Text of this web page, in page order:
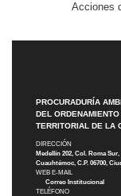
Acciones
PROCURADURÍA
DEL ORDENAMIENTO
TERRITORIAL DE LA
DIRECCIÓN
Medellín 202, Col. Roma
Cuauhtémoc, C.P. 06700,
WEB E-MAIL
Correo Institucional
TELÉFONO